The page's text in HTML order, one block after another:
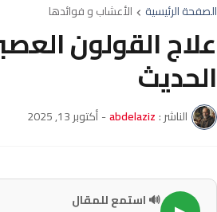
الصفحة الرئيسية الأعشاب و فوائدها
علاج القولون
الحديث
الناشر : abdelaziz
- أكتوبر 13, 2025
🔊 استمع للمقال